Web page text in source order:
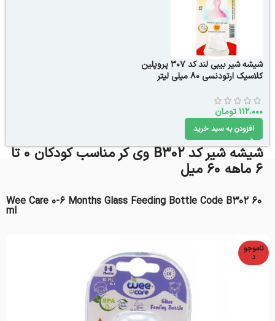
شیشه شیر بیبی لند کد 307 پروپلین
کلاسیک ارتودنسی 80 میلی لیتر
112.000تومان
افزودن به سبد خرید
شیشه شیر کد B302 وی کر مناسب کودکان 0 تا
6 ماهه 60 میل
Wee Care 0-6 Months Glass Feeding Bottle Code B302 60
ml
ناموجو
د